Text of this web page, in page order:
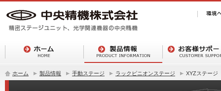
ホーム 製品情報 手動ステージ ラックピニオンステージ XYZステージ